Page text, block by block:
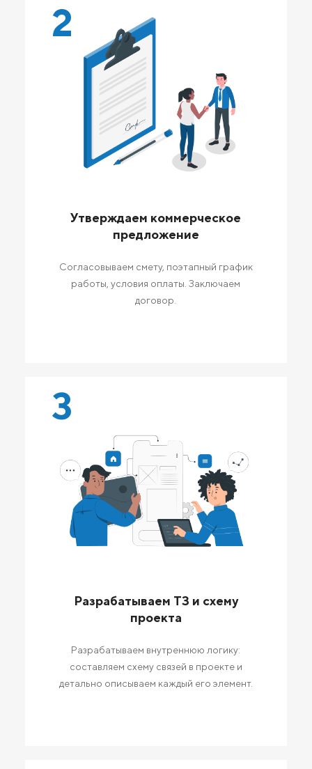
2
Утверждаем коммерческое
предложение
Согласовываем смету, поэтапный график
работы, условия оплаты. Заключаем
договор.
3
Разрабатываем ТЗ и схему
проекта
Разрабатываем внутреннюю логику:
составляем схему связей в проекте и
детально описываем каждый его элемент.